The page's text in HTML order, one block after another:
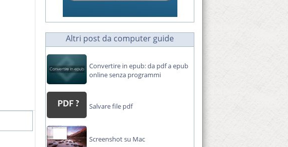
Altri post da computer guide
Convertire in epub: da pdf a epub
online senza programmi
Salvare file pdf
Screenshot su Mac